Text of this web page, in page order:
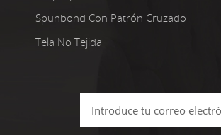
Spunbond Con Patrón Cruzado
Tela No Tejida